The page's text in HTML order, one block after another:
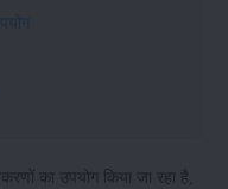
का उपयोग किया जा रहा है,